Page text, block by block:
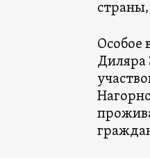
Особое
Диляра